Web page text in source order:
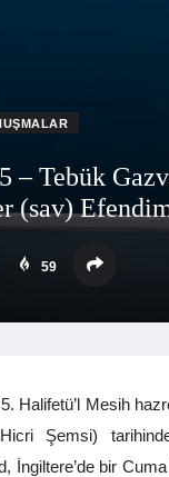
– Tebük
(sav)
59
Halifetü’l Mesih
Şemsi)
İngiltere’de bir